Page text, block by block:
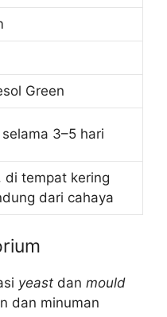
Green
3–5 hari
di tempat kering
dari cahaya
yeast dan mould
dan minuman